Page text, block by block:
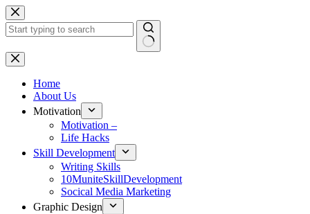
Skip
to
content
No
results
Home
About Us
Motivation
Motivation –
Life Hacks
Skill Development
Writing Skills
10MuniteSkillDevelopment
Socical Media Marketing
Graphic Design